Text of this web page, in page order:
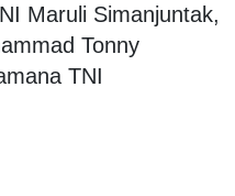
Maruli Simanjuntak,
Tonny
TNI